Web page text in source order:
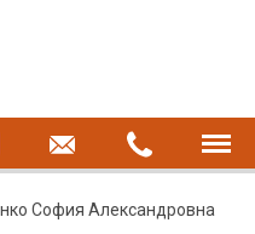
София Александровна